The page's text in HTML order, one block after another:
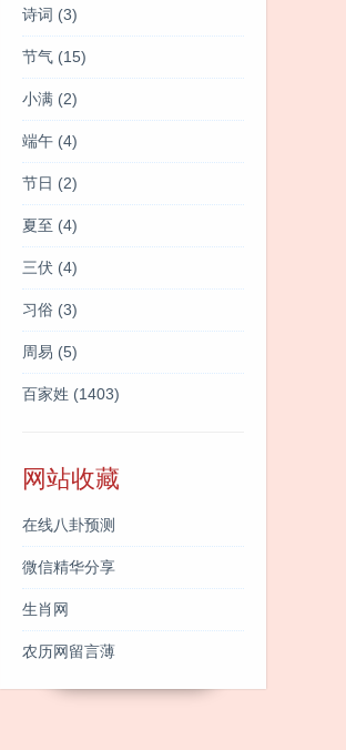
诗词 (3)
节气 (15)
小满 (2)
端午 (4)
节日 (2)
夏至 (4)
三伏 (4)
习俗 (3)
周易 (5)
百家姓 (1403)
网站收藏
在线八卦预测
微信精华分享
生肖网
农历网留言薄